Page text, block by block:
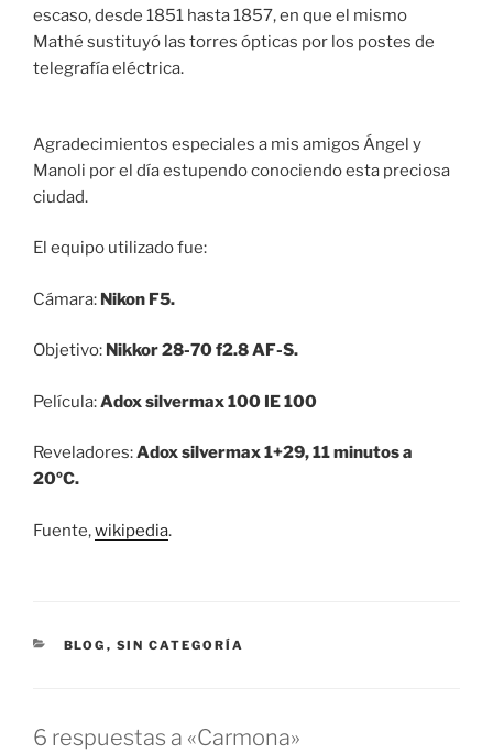
escaso, desde 1851 hasta 1857, en que el mismo
Mathé sustituyó las torres ópticas por los postes de
telegrafía eléctrica.
Agradecimientos especiales a mis amigos Ángel y
Manoli por el día estupendo conociendo esta preciosa
ciudad.
El equipo utilizado fue:
Cámara: Nikon F5.
Objetivo: Nikkor 28-70 f2.8 AF-S.
Película:Adox silvermax 100 IE 100
Reveladores:Adox silvermax 1+29, 11 minutos a
20ºC.
Fuente,wikipedia.
CATEGORÍAS
BLOG , SIN CATEGORÍA
6 respuestas a «Carmona»